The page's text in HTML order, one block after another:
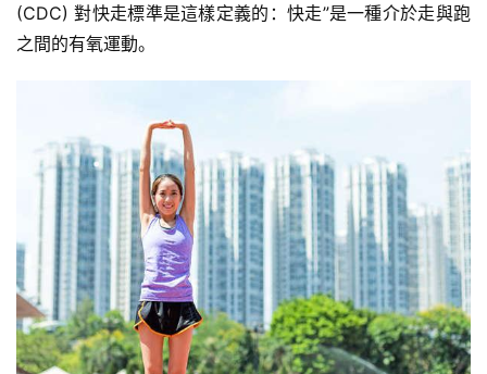
瑜
(CDC) 對快走標準是這樣定義的：快走”是一種介於走與跑
之間的有氧運動。